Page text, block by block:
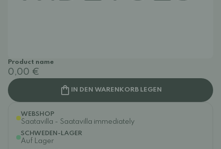
Product name
0,00 €
IN DEN WARENKORB LEGEN
WEBSHOP
Saatavilla - Saatavilla immediately
SCHWEDEN-LAGER
Auf Lager